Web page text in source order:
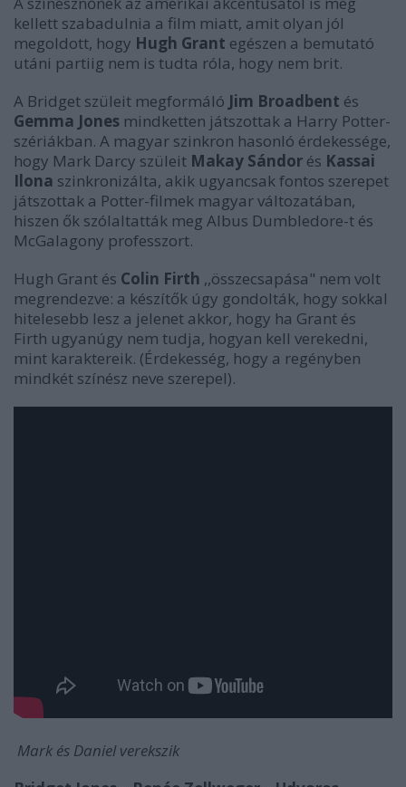
kellett szabadulnia a film miatt, amit olyan jól
megoldott, hogy Hugh Grant egészen a bemutató
utáni partiig nem is tudta róla, hogy nem brit.
A Bridget szüleit megformáló Jim Broadbent és
Gemma Jones mindketten játszottak a Harry Potter-
szériákban. A magyar szinkron hasonló érdekessége,
hogy Mark Darcy szüleit Makay Sándor és Kassai
Ilona szinkronizálta, akik ugyancsak fontos szerepet
játszottak a Potter-filmek magyar változatában,
hiszen ők szólaltatták meg Albus Dumbledore-t és
McGalagony professzort.
Hugh Grant és Colin Firth ,,összecsapása" nem volt
megrendezve: a készítők úgy gondolták, hogy sokkal
hitelesebb lesz a jelenet akkor, hogy ha Grant és
Firth ugyanúgy nem tudja, hogyan kell verekedni,
mint karaktereik. (Érdekesség, hogy a regényben
mindkét színész neve szerepel).
Mark és Daniel verekszik